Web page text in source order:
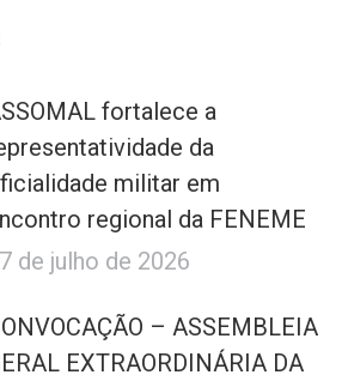
fortalece a
da
militar em
regional da FENEME
de julho de 2026
– ASSEMBLEIA
EXTRAORDINÁRIA DA